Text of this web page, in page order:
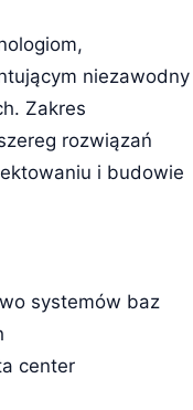
niezawodny
Zakres
rozwiązań
i budowie
systemów baz
center